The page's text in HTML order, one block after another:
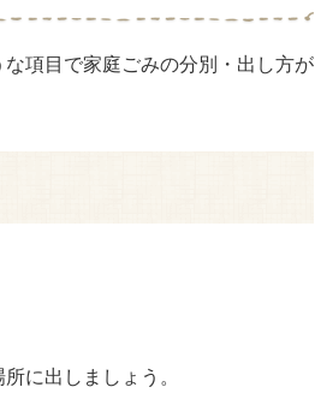
項目で家庭ごみの分別・出し方が
に出しましょう。